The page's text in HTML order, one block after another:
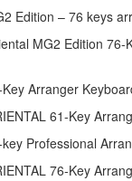
Edition – 76 keys
MG2 Edition
Arranger
61-Key
Professional
76-Key